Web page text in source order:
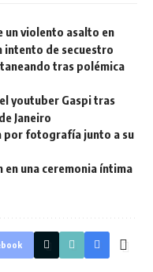
un violento asalto en
intento de secuestro
tras polémica
youtuber Gaspi tras
Janeiro
por fotografía junto a su
en una ceremonia íntima